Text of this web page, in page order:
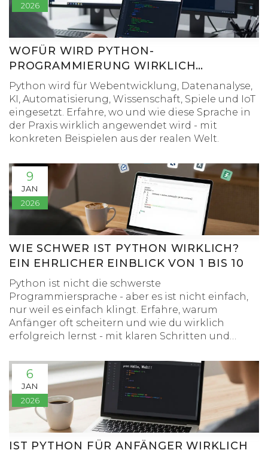
2026
WOFÜR WIRD PYTHON-
PROGRAMMIERUNG WIRKLICH
VERWENDET?
Python wird für Webentwicklung, Datenanalyse,
KI, Automatisierung, Wissenschaft, Spiele und IoT
eingesetzt. Erfahre, wo und wie diese Sprache in
der Praxis wirklich angewendet wird - mit
konkreten Beispielen aus der realen Welt.
9
JAN
2026
WIE SCHWER IST PYTHON WIRKLICH?
EIN EHRLICHER EINBLICK VON 1 BIS 10
Python ist nicht die schwerste
Programmiersprache - aber es ist nicht einfach,
nur weil es einfach klingt. Erfahre, warum
Anfänger oft scheitern und wie du wirklich
erfolgreich lernst - mit klaren Schritten und
6
JAN
2026
IST PYTHON FÜR ANFÄNGER WIRKLICH